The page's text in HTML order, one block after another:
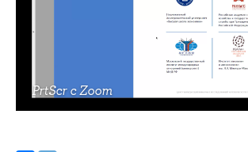
PrtScr c Zoom